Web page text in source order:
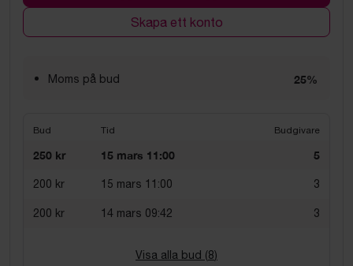
Skapa ett konto
Moms på bud 25%
Bud Tid Budgivare
250 kr 15 mars 11:00 5
200 kr 15 mars 11:00 3
200 kr 14 mars 09:42 3
Visa alla bud (8)